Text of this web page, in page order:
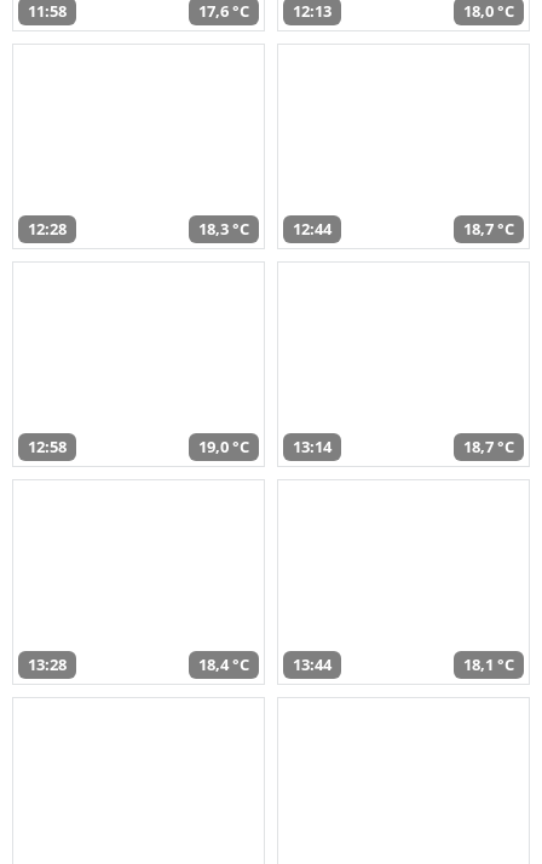
11:58 17,6 °C 12:13 18,0 °C
12:28 18,3 °C 12:44 18,7 °C
12:58 19,0 °C 13:14 18,7 °C
13:28 18,4 °C 13:44 18,1 °C